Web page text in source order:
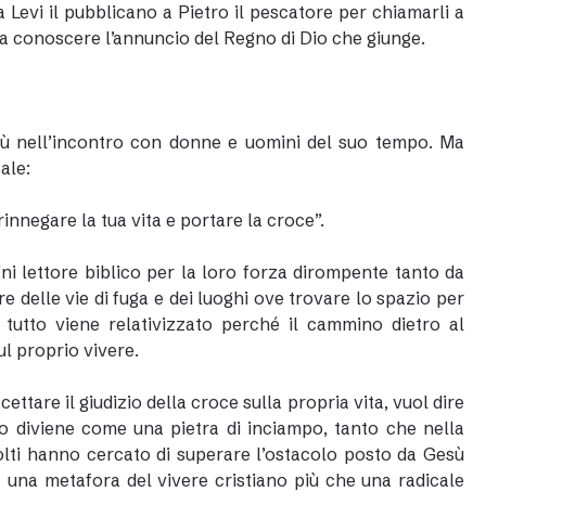
Levi il pubblicano a Pietro il pescatore per chiamarli a
l’annuncio del Regno di Dio che giunge.
nell’incontro con donne e uomini del suo tempo. Ma
la tua vita e portare la croce”.
lettore biblico per la loro forza dirompente tanto da
delle vie di fuga e dei luoghi ove trovare lo spazio per
viene relativizzato perché il cammino dietro al
proprio vivere.
il giudizio della croce sulla propria vita, vuol dire
come una pietra di inciampo, tanto che nella
hanno cercato di superare l’ostacolo posto da Gesù
metafora del vivere cristiano più che una radicale